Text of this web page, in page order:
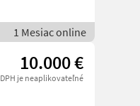
1 Mesiac online
10.000 €
DPH je neaplikovateľné